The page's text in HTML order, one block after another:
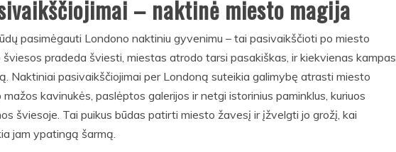
– naktinė miesto magija
pasimėgauti Londono naktiniu gyvenimu – tai pasivaikščioti po miesto
pradeda šviesti, miestas atrodo tarsi pasakiškas, ir kiekvienas kampas
Naktiniai pasivaikščiojimai per Londoną suteikia galimybę atrasti miesto
kavinukės, paslėptos galerijos ir netgi istorinius paminklus, kuriuos
šviesoje. Tai puikus būdas patirti miesto žavesį ir įžvelgti jo grožį, kai
jam ypatingą šarmą.